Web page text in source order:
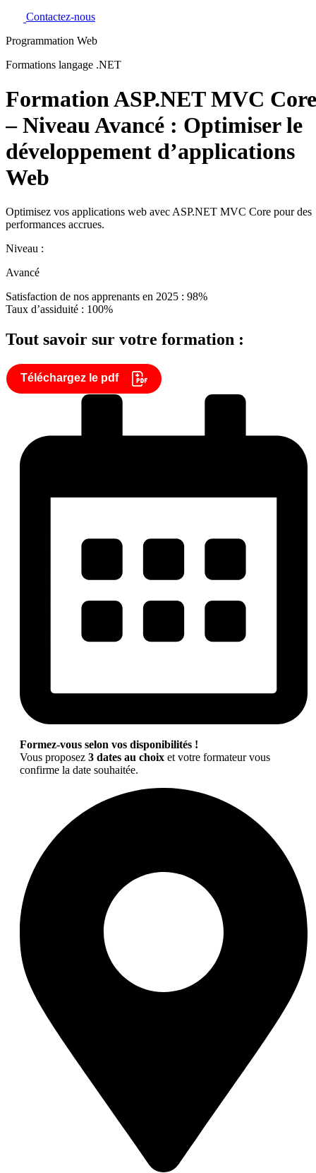
Contactez-nous
Programmation Web
Formations langage .NET
Formation ASP.NET MVC Core
– Niveau Avancé : Optimiser le
développement d’applications
Web
Optimisez vos applications web avec ASP.NET MVC Core pour des
performances accrues.
Niveau :
Avancé
Satisfaction de nos apprenants en 2025 : 98%
Taux d’assiduité : 100%
Tout savoir sur votre formation :
Téléchargez le pdf
Formez-vous selon vos disponibilités !
Vous proposez 3 dates au choix et votre formateur vous
confirme la date souhaitée.